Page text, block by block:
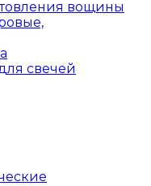
вощины
свечей